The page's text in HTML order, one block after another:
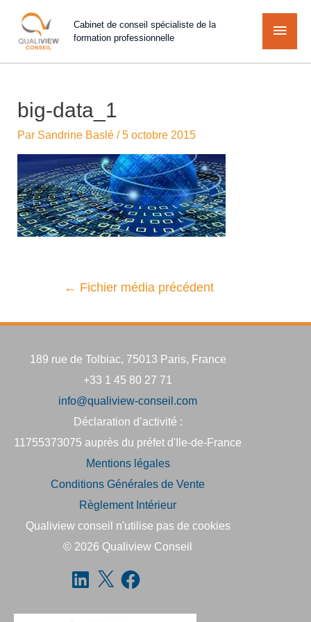
Cabinet de conseil spécialiste de la
formation professionnelle
big-data_1
Par Sandrine Baslé /5 octobre 2015
← Fichier média précédent
189 rue de Tolbiac, 75013 Paris, France
+33 1 45 80 27 71
info@qualiview-conseil.com
Déclaration d’activité :
11755373075 auprès du préfet d'Ile-de-France
Mentions légales
Conditions Générales de Vente
Règlement Intérieur
Qualiview conseil n'utilise pas de cookies
© 2026 Qualiview Conseil